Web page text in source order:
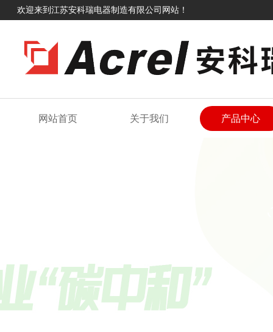
欢迎来到江苏安科瑞电器制造有限公司网站！
网站首页 关于我们 产品中心